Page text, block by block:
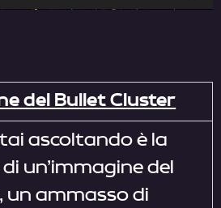
del Bullet Cluster
ascoltando è la
un’immagine del
un ammasso di